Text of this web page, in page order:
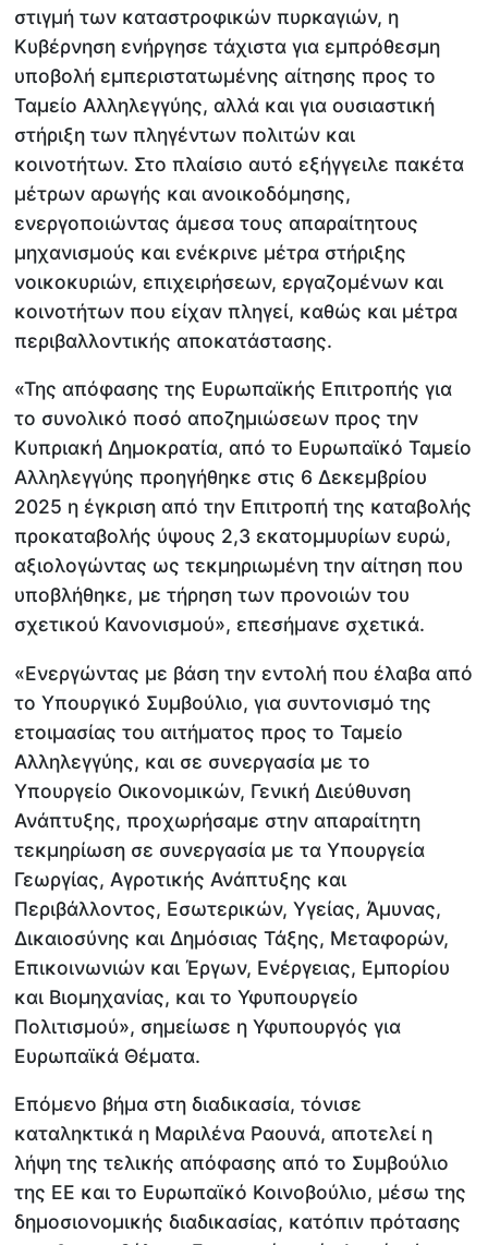
στιγμή των καταστροφικών πυρκαγιών, η
Κυβέρνηση ενήργησε τάχιστα για εμπρόθεσμη
υποβολή εμπεριστατωμένης αίτησης προς το
Ταμείο Αλληλεγγύης, αλλά και για ουσιαστική
στήριξη των πληγέντων πολιτών και
κοινοτήτων. Στο πλαίσιο αυτό εξήγγειλε πακέτα
μέτρων αρωγής και ανοικοδόμησης,
ενεργοποιώντας άμεσα τους απαραίτητους
μηχανισμούς και ενέκρινε μέτρα στήριξης
νοικοκυριών, επιχειρήσεων, εργαζομένων και
κοινοτήτων που είχαν πληγεί, καθώς και μέτρα
περιβαλλοντικής αποκατάστασης.
«Της απόφασης της Ευρωπαϊκής Επιτροπής για
το συνολικό ποσό αποζημιώσεων προς την
Κυπριακή Δημοκρατία, από το Ευρωπαϊκό Ταμείο
Αλληλεγγύης προηγήθηκε στις 6 Δεκεμβρίου
2025 η έγκριση από την Επιτροπή της καταβολής
προκαταβολής ύψους 2,3 εκατομμυρίων ευρώ,
αξιολογώντας ως τεκμηριωμένη την αίτηση που
υποβλήθηκε, με τήρηση των προνοιών του
σχετικού Κανονισμού», επεσήμανε σχετικά.
«Ενεργώντας με βάση την εντολή που έλαβα από
το Υπουργικό Συμβούλιο, για συντονισμό της
ετοιμασίας του αιτήματος προς το Ταμείο
Αλληλεγγύης, και σε συνεργασία με το
Υπουργείο Οικονομικών, Γενική Διεύθυνση
Ανάπτυξης, προχωρήσαμε στην απαραίτητη
τεκμηρίωση σε συνεργασία με τα Υπουργεία
Γεωργίας, Αγροτικής Ανάπτυξης και
Περιβάλλοντος, Εσωτερικών, Υγείας, Άμυνας,
Δικαιοσύνης και Δημόσιας Τάξης, Μεταφορών,
Επικοινωνιών και Έργων, Ενέργειας, Εμπορίου
και Βιομηχανίας, και το Υφυπουργείο
Πολιτισμού», σημείωσε η Υφυπουργός για
Ευρωπαϊκά Θέματα.
Επόμενο βήμα στη διαδικασία, τόνισε
καταληκτικά η Μαριλένα Ραουνά, αποτελεί η
λήψη της τελικής απόφασης από το Συμβούλιο
της ΕΕ και το Ευρωπαϊκό Κοινοβούλιο, μέσω της
δημοσιονομικής διαδικασίας, κατόπιν πρότασης